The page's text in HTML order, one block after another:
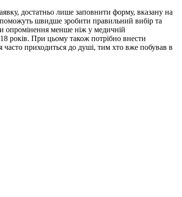
достатньо лише заповнити форму, вказану на
швидше зробити правильний вибір та
опромінення менше ніж у медичній
років. При цьому також потрібно внести
часто приходиться до душі, тим хто вже побував в